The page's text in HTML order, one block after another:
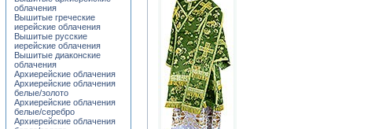
облачения
Вышитые греческие
иерейские облачения
Вышитые русские
иерейские облачения
Вышитые диаконские
облачения
Архиерейские облачения
Архиерейские облачения
белые/золото
Архиерейские облачения
белые/серебро
Архиерейские облачения